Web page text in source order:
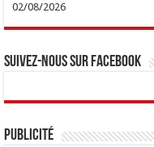
02/08/2026
Suivez-nous sur Facebook
Publicité